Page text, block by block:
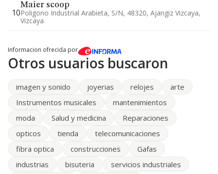
10
Maier scoop
Poligono Industrial Arabieta, S/n, 48320, Ajangiz Vizcaya,
Vizcaya
Informacion ofrecida por
Otros usuarios buscaron
imagen y sonido joyerias relojes
arte
Instrumentos musicales
mantenimientos
moda
Salud y medicina
Reparaciones
opticos
tienda
telecomunicaciones
fibra optica
construcciones
Gafas
industrias
bisuteria
servicios industriales